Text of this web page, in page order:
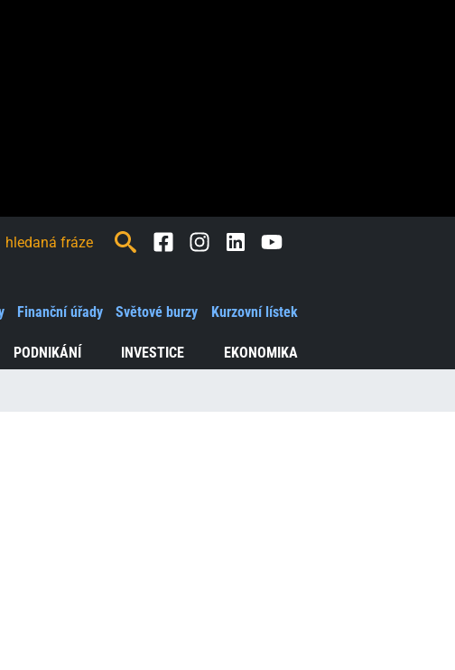
PODNIKÁNÍ INVESTICE EKONOMIKA
Finanční úřady Světové burzy Kurzovní lístek
FacebookInstagramLinkedInYoutube